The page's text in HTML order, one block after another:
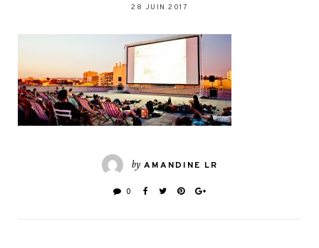
28 JUIN 2017
by AMANDINE LR
0